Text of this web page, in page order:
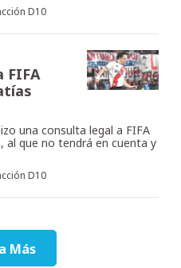
D10
FIFA
una consulta legal a FIFA
al que no tendrá en cuenta y
D10
Más